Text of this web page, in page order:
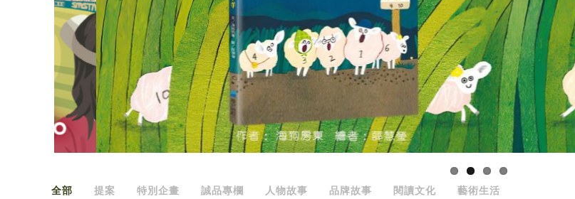
全部 提案 特別企畫 誠品專欄 人物故事 品牌故事 閱讀文化 藝術生活